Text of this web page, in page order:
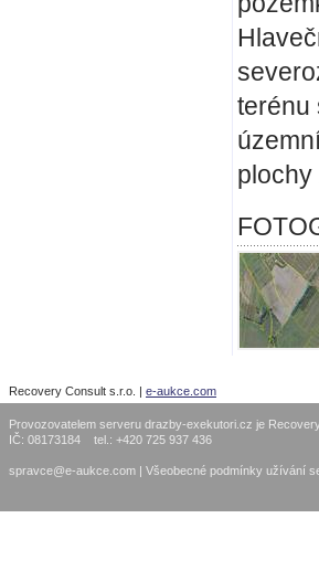
terénu
plochy
Recovery Consult s.r.o. | e-aukce.com
Provozovatelem serveru drazby-exekutori.cz je
IČ: 08173184 tel.: +420 725 937 436
spravce@e-aukce.com Všeobecné podmínky užívání